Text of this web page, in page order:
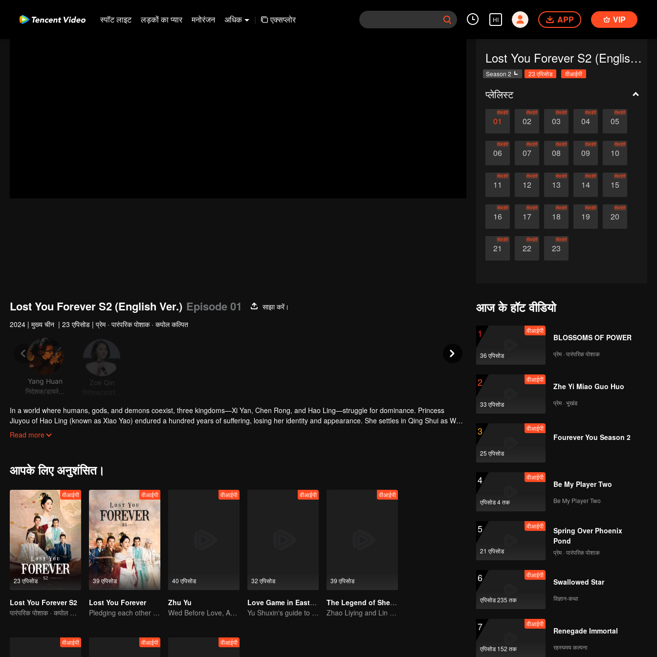
स्पॉट लाइट लड़कों का प्यार मनोरंजन अधिक | एक्सप्लोर HI APP VIP
Lost You Forever S2 (English Ver.)
Season 2 23 एपिसोड वीआईपी
प्लेलिस्ट
01
वीआईपी
02
वीआईपी
03
वीआईपी
04
वीआईपी
05
वीआईपी
06
वीआईपी
07
वीआईपी
08
वीआईपी
09
वीआईपी
10
वीआईपी
11
वीआईपी
12
वीआईपी
13
वीआईपी
14
वीआईपी
15
वीआईपी
16
वीआईपी
17
वीआईपी
18
वीआईपी
19
वीआईपी
20
वीआईपी
21
वीआईपी
22
वीआईपी
23
वीआईपी
Lost You Forever S2 (English Ver.) Episode 01
साझा करें।
2024 | मुख्य चीन | 23 एपिसोड | प्रेम · पारंपरिक पोशाक · कपोल कल्पित
Yang Huan
Zoe Qin
In a world where humans, gods, and demons coexist, three kingdoms—Xi Yan, Chen Rong, and Hao Ling—struggle for dominance. Princess
Jiuyou of Hao Ling (known as Xiao Yao) endured a hundred years of suffering, losing her identity and appearance. She settles in Qing Shui as Wen
Xiaoliu, with no place to go or support. Her life changes when she saves Tushan Jing, and they develop feelings for each other. Xiaoliu also
living a peaceful life with Tushan Jing. Will Xiao Yao's happiness be secured in the peace Xi Yan has created?
Read more
आपके लिए अनुशंसित।
23 एपिसोड
वीआईपी
Lost You Forever S2
पारंपरिक पोशाक · कपोल कल्पित
39 एपिसोड
वीआईपी
Lost You Forever
Pledging each other in the name of Mountain and Ocean and falling in love in Dahuang
40 एपिसोड
वीआईपी
Zhu Yu
Wed Before Love, Affection Forged in War
32 एपिसोड
वीआईपी
Love Game in Eastern Fantasy (English Ver.)
Yu Shuxin's guide to pursue Ding Yuxi
39 एपिसोड
वीआईपी
The Legend of ShenLi
Zhao Liying and Lin Gengxin Cooperate Again
वीआईपी वीआईपी वीआईपी
आज के हॉट वीडियो
1
36 एपिसोड
वीआईपी
BLOSSOMS OF POWER
प्रेम · पारंपरिक पोशाक
2
33 एपिसोड
वीआईपी
Zhe Yi Miao Guo Huo
प्रेम · भूखंड
3
25 एपिसोड
वीआईपी
Fourever You Season 2
4
एपिसोड 4 तक
वीआईपी
Be My Player Two
Be My Player Two
5
21 एपिसोड
वीआईपी
Spring Over Phoenix
Pond
प्रेम · पारंपरिक पोशाक
6
एपिसोड 235 तक
वीआईपी
Swallowed Star
विज्ञान-कथा
7
एपिसोड 152 तक
वीआईपी
Renegade Immortal
रहस्यमय कल्पना